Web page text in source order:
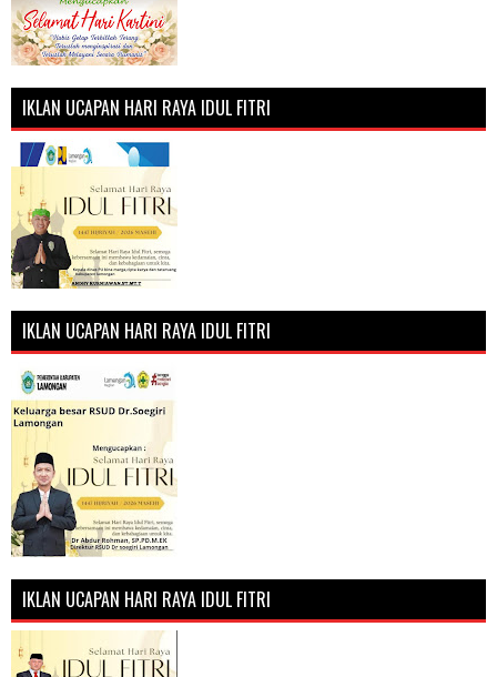
IKLAN UCAPAN HARI RAYA IDUL FITRI
IKLAN UCAPAN HARI RAYA IDUL FITRI
IKLAN UCAPAN HARI RAYA IDUL FITRI